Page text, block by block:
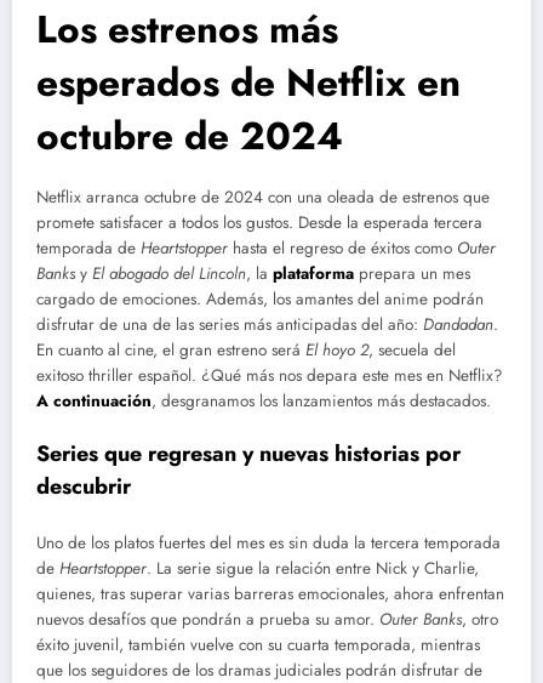
Los estrenos más
esperados de Netflix en
octubre de 2024
Netflix arranca octubre de 2024 con una oleada de estrenos que
promete satisfacer a todos los gustos. Desde la esperada tercera
temporada de Heartstopper hasta el regreso de éxitos como Outer
Banks y El abogado del Lincoln, la plataforma prepara un mes
cargado de emociones. Además, los amantes del anime podrán
disfrutar de una de las series más anticipadas del año: Dandadan.
En cuanto al cine, el gran estreno será El hoyo 2, secuela del
exitoso thriller español. ¿Qué más nos depara este mes en Netflix?
A continuación, desgranamos los lanzamientos más destacados.
Series que regresan y nuevas historias por
descubrir
Uno de los platos fuertes del mes es sin duda la tercera temporada
de Heartstopper. La serie sigue la relación entre Nick y Charlie,
quienes, tras superar varias barreras emocionales, ahora enfrentan
nuevos desafíos que pondrán a prueba su amor. Outer Banks, otro
éxito juvenil, también vuelve con su cuarta temporada, mientras
que los seguidores de los dramas judiciales podrán disfrutar de